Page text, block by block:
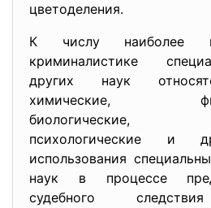
цветоделения.
К числу наиболее
криминалистике
других наук
химические,
биологические,
психологические и
использования
наук в процессе
судебного